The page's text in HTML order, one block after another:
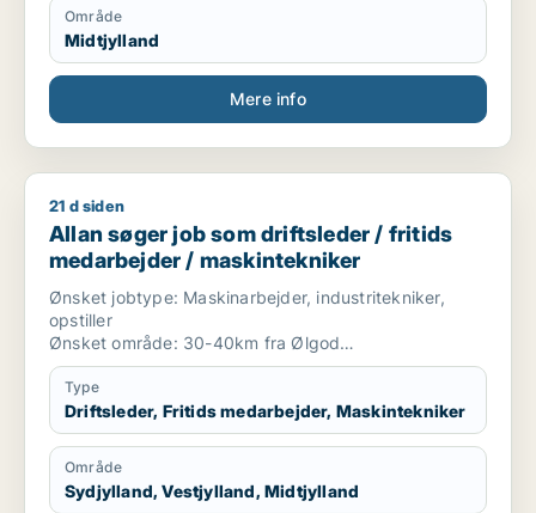
Område
Midtjylland
Mere info
Allan søger job som driftsleder / fritids medarbejder /
21 d siden
Allan søger job som driftsleder / fritids
medarbejder / maskintekniker
Ønsket jobtype: Maskinarbejder, industritekniker,
opstiller
Ønsket område: 30-40km fra Ølgod
Uddannelsesniveau: Mellem lang
Uddannelser: Landbrugsmekaniker, industritekniker
Nuværende jobstatus: Er i job lige nu
Erfaring: 33 år
Lønforventning: 36000 kr. pr. md.
Ønsket ansættelsesform: Fastansættelse
Bemærkninger: Jeg søger job som Maskinarbejder,
Type
Driftsleder, Fritids medarbejder, Maskintekniker
Område
Sydjylland, Vestjylland, Midtjylland